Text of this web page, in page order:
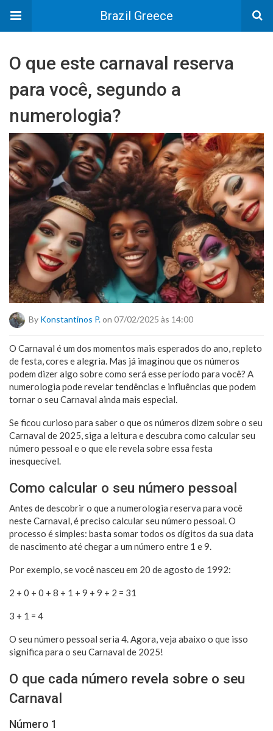
Brazil Greece
O que este carnaval reserva
para você, segundo a
numerologia?
By Konstantinos P. on 07/02/2025 às 14:00
O Carnaval é um dos momentos mais esperados do ano, repleto
de festa, cores e alegria. Mas já imaginou que os números
podem dizer algo sobre como será esse período para você? A
numerologia pode revelar tendências e influências que podem
tornar o seu Carnaval ainda mais especial.
Se ficou curioso para saber o que os números dizem sobre o seu
Carnaval de 2025, siga a leitura e descubra como calcular seu
número pessoal e o que ele revela sobre essa festa
inesquecível.
Como calcular o seu número pessoal
Antes de descobrir o que a numerologia reserva para você
neste Carnaval, é preciso calcular seu número pessoal. O
processo é simples: basta somar todos os dígitos da sua data
de nascimento até chegar a um número entre 1 e 9.
Por exemplo, se você nasceu em 20 de agosto de 1992:
2 + 0 + 0 + 8 + 1 + 9 + 9 + 2 = 31
3 + 1 = 4
O seu número pessoal seria 4. Agora, veja abaixo o que isso
significa para o seu Carnaval de 2025!
O que cada número revela sobre o seu
Carnaval
Número 1